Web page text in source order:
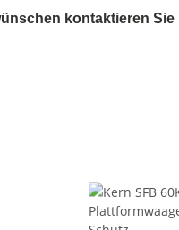
kontaktieren